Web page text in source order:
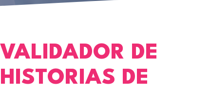
VALIDADOR DE
HISTORIAS DE